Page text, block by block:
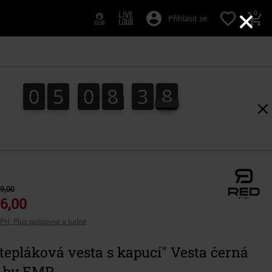
×
Přihlásit se 0
0
0 5
5 0
0 8
8 3
4
3 7
8
7
9
8
Plus poštovné a balné
vesta s kapucí" Vesta černá